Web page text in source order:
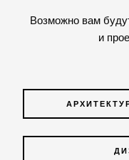
Возможно вам
и